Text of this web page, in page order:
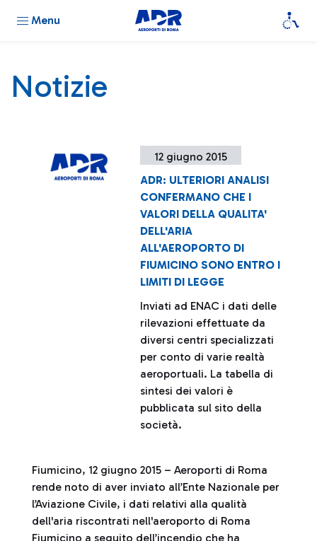
Menu
Notizie
12 giugno 2015
ADR: ULTERIORI ANALISI
CONFERMANO CHE I
VALORI DELLA QUALITA'
DELL'ARIA
ALL'AEROPORTO DI
FIUMICINO SONO ENTRO I
LIMITI DI LEGGE
Inviati ad ENAC i dati delle
rilevazioni effettuate da
diversi centri specializzati
per conto di varie realtà
aeroportuali. La tabella di
sintesi dei valori è
pubblicata sul sito della
società.
Fiumicino, 12 giugno 2015 – Aeroporti di Roma
rende noto di aver inviato all’Ente Nazionale per
l’Aviazione Civile, i dati relativi alla qualità
dell'aria riscontrati nell'aeroporto di Roma
Fiumicino a seguito dell’incendio che ha